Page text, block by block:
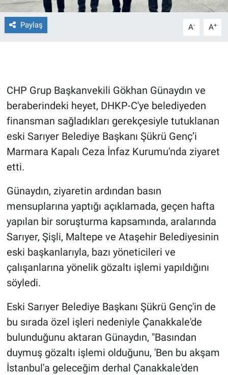
Paylaş A- A+
CHP Grup Başkanvekili Gökhan Günaydın ve
beraberindeki heyet, DHKP-C'ye belediyeden
finansman sağladıkları gerekçesiyle tutuklanan
eski Sarıyer Belediye Başkanı Şükrü Genç’i
Marmara Kapalı Ceza İnfaz Kurumu'nda ziyaret
etti.
Günaydın, ziyaretin ardından basın
mensuplarına yaptığı açıklamada, geçen hafta
yapılan bir soruşturma kapsamında, aralarında
Sarıyer, Şişli, Maltepe ve Ataşehir Belediyesinin
eski başkanlarıyla, bazı yöneticileri ve
çalışanlarına yönelik gözaltı işlemi yapıldığını
söyledi.
Eski Sarıyer Belediye Başkanı Şükrü Genç'in de
bu sırada özel işleri nedeniyle Çanakkale'de
bulunduğunu aktaran Günaydın, "Basından
duymuş gözaltı işlemi olduğunu, 'Ben bu akşam
İstanbul'a geleceğim derhal Çanakkale'den
Gün Bitiyor
Günün görüntüsü
Haber
İlan
Koronavirüs
Kültür Sanat
Ne demişti
Nedir
Popüler
Programlar
Sağlık